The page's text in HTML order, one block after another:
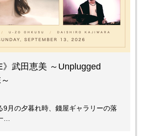
》武田恵美 ～Unplugged
9月の夕暮れ時、錢屋ギャラリーの落
…